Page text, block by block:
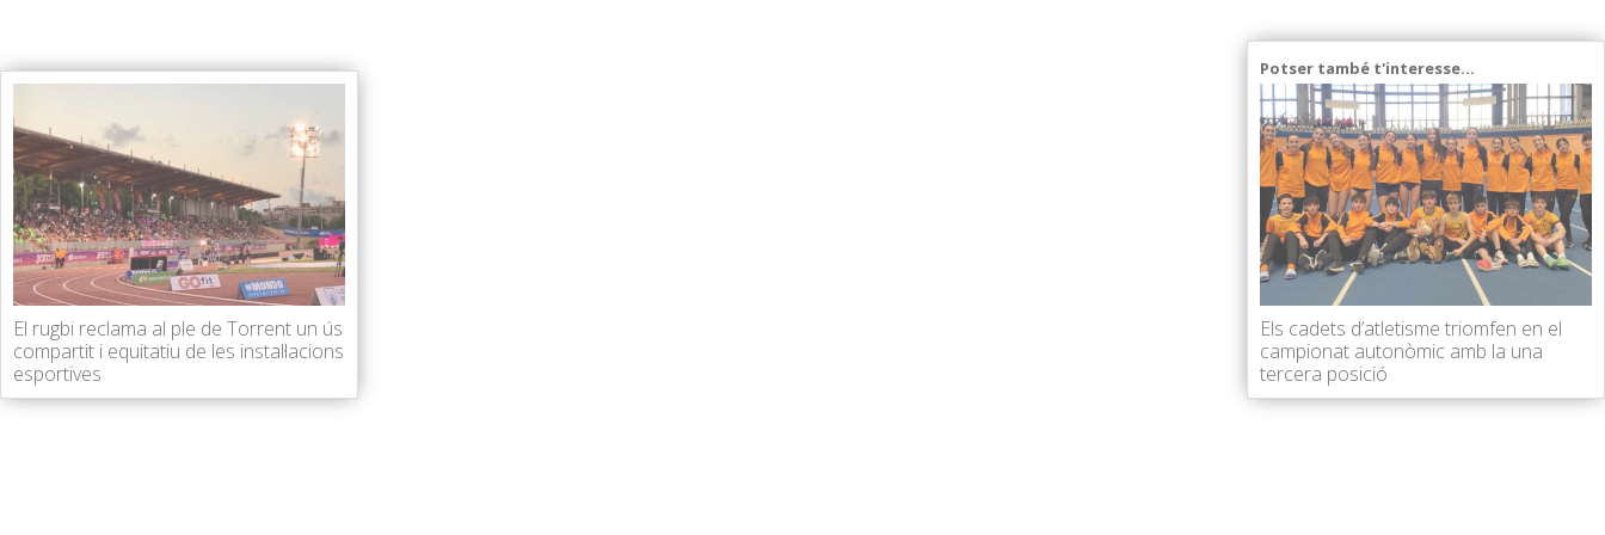
El rugbi reclama al ple de Torrent un ús
compartit i equitatiu de les instal·lacions
esportives
Potser també t'interesse...
Els cadets d’atletisme triomfen en el
campionat autonòmic amb la una
tercera posició